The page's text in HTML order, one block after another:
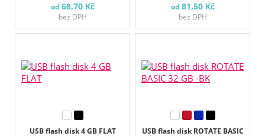
od 68,70 Kč
bez DPH
od 81,50 Kč
bez DPH
USB flash disk 4 GB FLAT
USB flash disk ROTATE BASIC